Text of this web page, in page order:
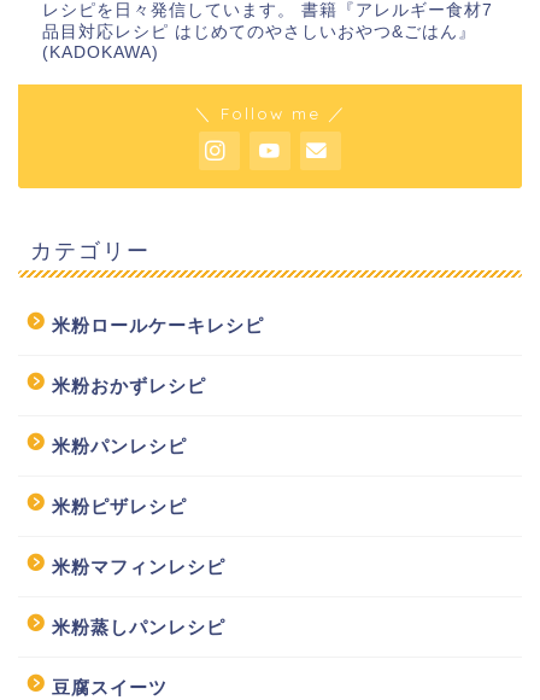
レシピを日々発信しています。 書籍『アレルギー食材7
品目対応レシピ はじめてのやさしいおやつ&ごはん』
(KADOKAWA)
＼ Follow me ／
カテゴリー
米粉ロールケーキレシピ
米粉おかずレシピ
米粉パンレシピ
米粉ピザレシピ
米粉マフィンレシピ
米粉蒸しパンレシピ
豆腐スイーツ